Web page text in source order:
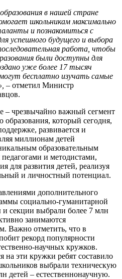
в нашей стране
школьникам максимально
и познакомиться с
успешного будущего и выбора
работа, чтобы
были доступны для
уже более 17 тысяч
бесплатно изучать самые
– отметил Министр
– чрезвычайно важный сегмент
образования, который сегодня,
развивается и
миллионам детей
образовательным
и методистами,
для развития детей, реализуя
и личностный потенциал.
дополнительного
социально-гуманитарной
секции выбрали более 7 млн
занимаются
Важно отметить, что в
рекорд популярности
научных кружков.
на эти кружки ребят составило
выбрали техническую
детей – естественнонаучную.